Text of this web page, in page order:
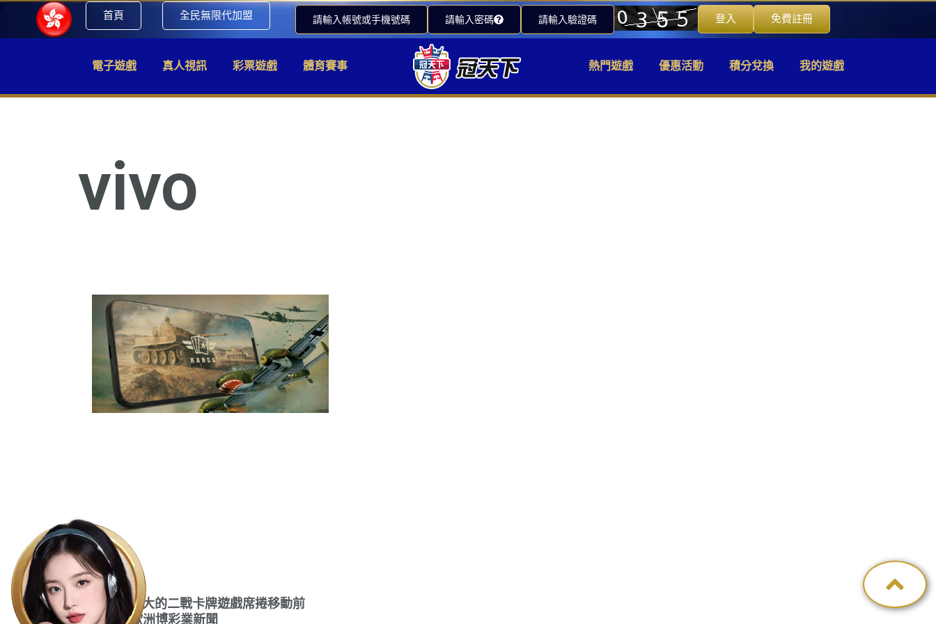
首頁 全民無限代加盟 請輸入帳號或手機號碼 請輸入密碼 請輸入驗證碼 登入 免費註冊
電子遊戲 真人視訊 彩票遊戲 體育賽事 熱門遊戲 優惠活動 積分兌換 我的遊戲
vivo
世界上最大的二戰卡牌遊戲席捲移動前
線！ – 歐洲博彩業新聞